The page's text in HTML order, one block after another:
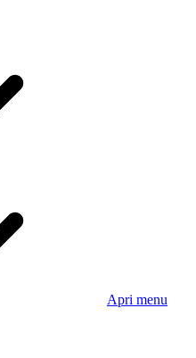
Apri menu